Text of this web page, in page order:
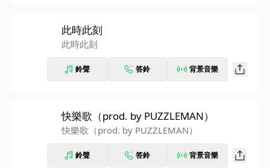
此時此刻
此時此刻
鈴聲 答鈴 背景音樂
快樂歌（prod. by PUZZLEMAN）
快樂歌（prod. by PUZZLEMAN）
鈴聲 答鈴 背景音樂